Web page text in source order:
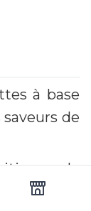
à base
de
ou de
Selon le